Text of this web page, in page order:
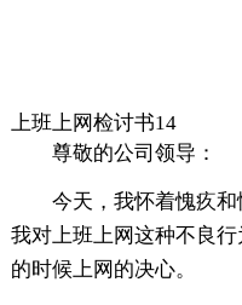
上班上网检讨书14
尊敬的公司领导：
今天，我怀着愧疚
我对上班上网这种不良
的时候上网的决心。